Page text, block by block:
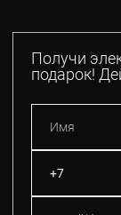
Получи
подарок!